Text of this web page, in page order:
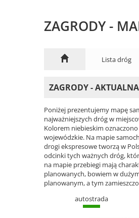
ZAGRODY -
Lista dróg
ZAGRODY -
Poniżej prezentujemy mapę
najważniejszych dróg w
Kolorem niebieskim
wojewódzkie. Na mapie
drogi ekspresowe tworzą w
odcinki tych ważnych dróg,
na mapie przebiegi mają
planowanych, bowiem w
planowanym, a tym
autostrada